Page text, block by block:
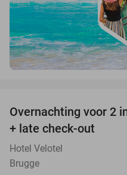
Overnachting voor 2
+ late check-out
Hotel Velotel
Brugge